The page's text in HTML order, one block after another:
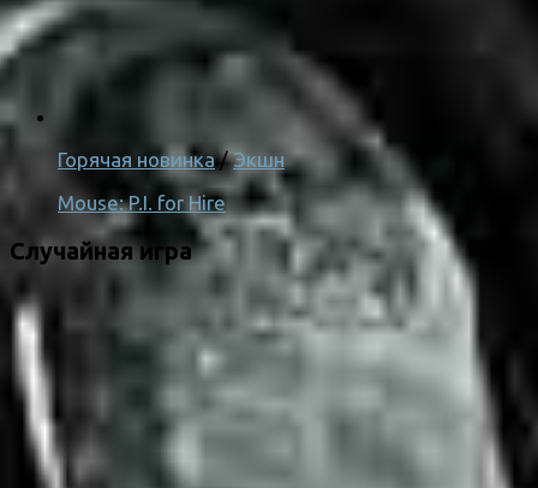
Горячая новинка/Экшн
Mouse: P.I. for Hire
Случайная игра